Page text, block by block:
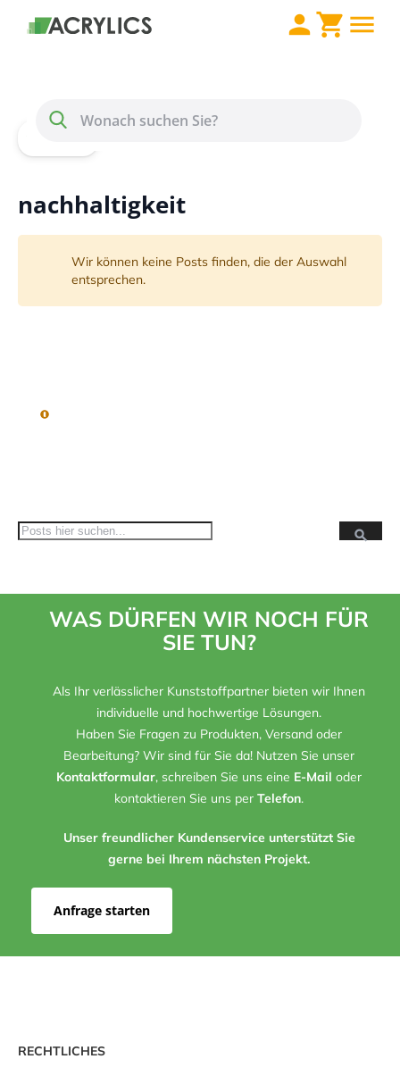
Menü
nachhaltigkeit
Wir können keine Posts finden, die der Auswahl
entsprechen.
Suche
WAS DÜRFEN WIR NOCH FÜR
SIE TUN?
Als Ihr verlässlicher Kunststoffpartner bieten wir Ihnen
individuelle und hochwertige Lösungen.
Haben Sie Fragen zu Produkten, Versand oder
Bearbeitung? Wir sind für Sie da! Nutzen Sie unser
Kontaktformular, schreiben Sie uns eine E-Mail oder
kontaktieren Sie uns per Telefon.
Unser freundlicher Kundenservice unterstützt Sie
gerne bei Ihrem nächsten Projekt.
Anfrage starten
RECHTLICHES